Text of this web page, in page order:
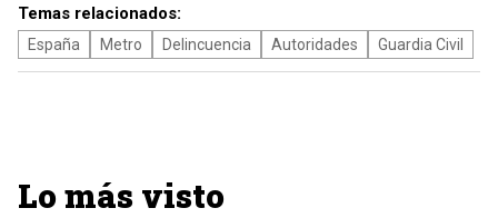
Temas relacionados:
España Metro Delincuencia Autoridades Guardia Civil
Lo más visto